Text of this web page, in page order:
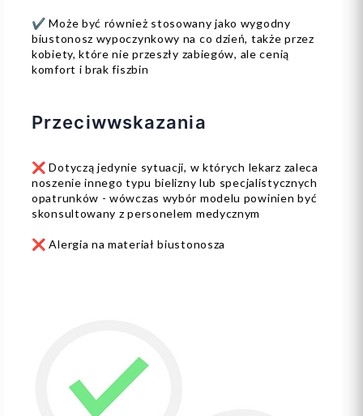
✔️ Może być również stosowany jako wygodny
biustonosz wypoczynkowy na co dzień, także przez
kobiety, które nie przeszły zabiegów, ale cenią
komfort i brak fiszbin
Przeciwwskazania
❌ Dotyczą jedynie sytuacji, w których lekarz zaleca
noszenie innego typu bielizny lub specjalistycznych
opatrunków - wówczas wybór modelu powinien być
skonsultowany z personelem medycznym
❌ Alergia na materiał biustonosza